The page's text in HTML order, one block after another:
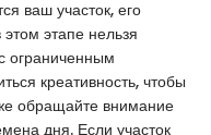
ваш участок, его
этапе нельзя
ограниченным
креативность, чтобы
обращайте внимание
дня. Если участок